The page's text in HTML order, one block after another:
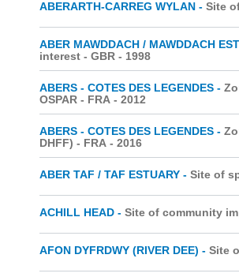
ABERARTH-CARREG WYLAN - Site
ABER MAWDDACH / MAWDDACH
interest - GBR - 1998
ABERS - COTES DES LEGENDES -
OSPAR - FRA - 2012
ABERS - COTES DES LEGENDES -
DHFF) - FRA - 2016
ABER TAF / TAF ESTUARY - Site of
ACHILL HEAD - Site of community
AFON DYFRDWY (RIVER DEE) - Site